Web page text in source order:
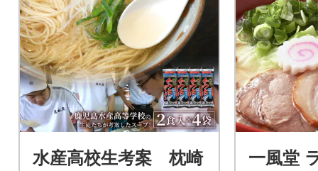
水産高校生考案 枕崎
一風堂